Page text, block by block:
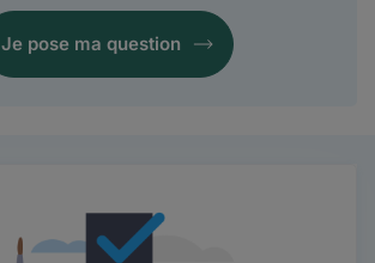
Je pose ma question